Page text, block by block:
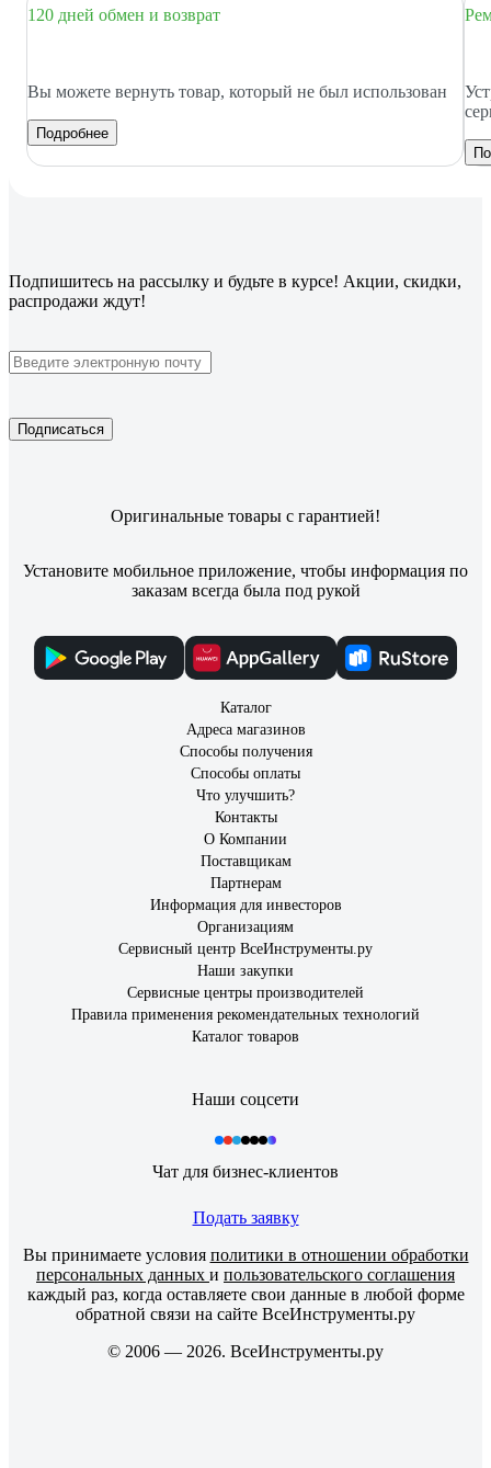
120 дней обмен и возврат
Вы можете вернуть товар, который не был использован
Подробнее
Подпишитесь на рассылку и будьте в курсе! Акции, скидки,
распродажи ждут!
Подписаться
Оригинальные товары с гарантией!
Установите мобильное приложение, чтобы информация по
заказам всегда была под рукой
Каталог
Адреса магазинов
Способы получения
Способы оплаты
Что улучшить?
Контакты
О Компании
Поставщикам
Партнерам
Информация для инвесторов
Организациям
Сервисный центр ВсеИнструменты.ру
Наши закупки
Сервисные центры производителей
Правила применения рекомендательных технологий
Каталог товаров
Наши соцсети
Чат для бизнес-клиентов
Подать заявку
Вы принимаете условия политики в отношении обработки
персональных данных и пользовательского соглашения
каждый раз, когда оставляете свои данные в любой форме
обратной связи на сайте ВсеИнструменты.ру
© 2006 — 2026. ВсеИнструменты.ру